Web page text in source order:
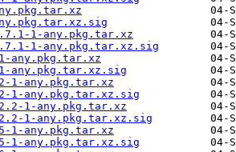
1-any.pkg.tar.xz
1-any.pkg.tar.xz.sig
any.pkg.tar.xz
any.pkg.tar.xz.sig
1-any.pkg.tar.xz
1-any.pkg.tar.xz.sig
1-any.pkg.tar.xz
1-any.pkg.tar.xz.sig
1-any.pkg.tar.xz
1-any.pkg.tar.xz.sig